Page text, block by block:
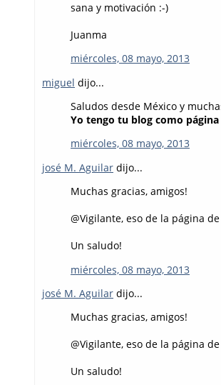
sana y motivación :-)
Juanma
miércoles, 08 mayo, 2013
miguel dijo...
Saludos desde México y
Yo tengo tu blog como
miércoles, 08 mayo, 2013
josé M. Aguilar dijo...
Muchas gracias, amigos!
@Vigilante, eso de la página
Un saludo!
miércoles, 08 mayo, 2013
josé M. Aguilar dijo...
Muchas gracias, amigos!
@Vigilante, eso de la página
Un saludo!